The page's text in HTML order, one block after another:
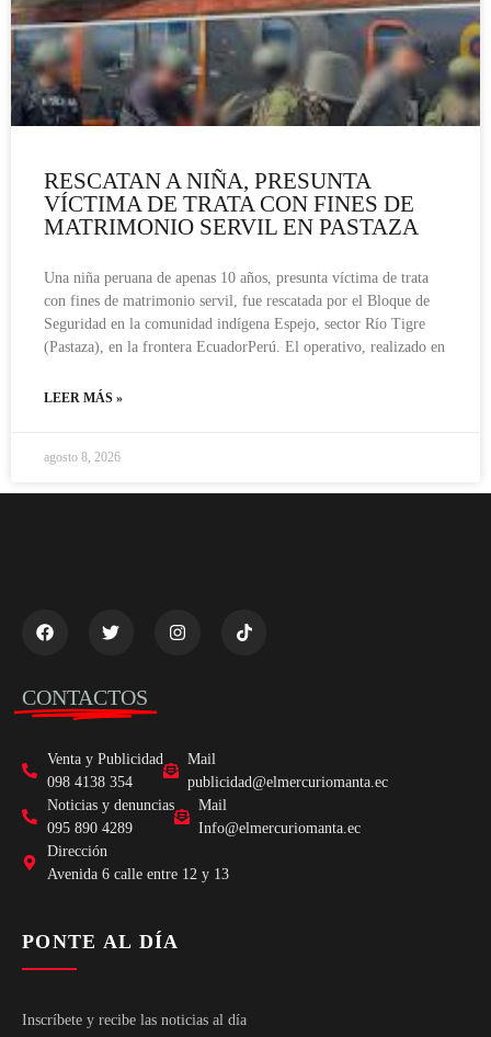
RESCATAN A NIÑA, PRESUNTA
VÍCTIMA DE TRATA CON FINES DE
MATRIMONIO SERVIL EN PASTAZA
Una niña peruana de apenas 10 años, presunta víctima de trata
con fines de matrimonio servil, fue rescatada por el Bloque de
Seguridad en la comunidad indígena Espejo, sector Río Tigre
(Pastaza), en la frontera EcuadorPerú. El operativo, realizado en
LEER MÁS »
agosto 8, 2026
CONTACTOS
Venta y Publicidad
098 4138 354
Mail
publicidad@elmercuriomanta.ec
Noticias y denuncias
095 890 4289
Mail
Info@elmercuriomanta.ec
Dirección
Avenida 6 calle entre 12 y 13
PONTE AL DÍA
Inscríbete y recibe las noticias al día